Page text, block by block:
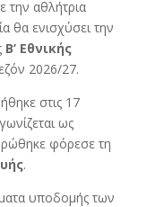
την αθλήτρια
θα ενισχύσει την
Β’ Εθνικής
2026/27.
στις 17
ως
φόρεσε τη
.
υποδομής των